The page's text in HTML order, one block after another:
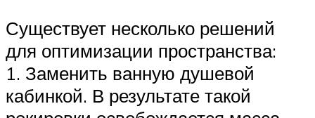
Существует несколько решений
для оптимизации пространства:
1. Заменить ванную душевой
кабинкой. В результате такой